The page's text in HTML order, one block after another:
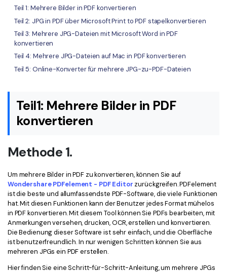
Regierung
Veröffentlichung
Freiberufler
Alle PDF-Funktionen
Sehen Sie, was unsere Nutzer sagen.
Kostenlose PDF-Vorlagen
Bearbeiten, Drucken und Anpassen von kostenlosen Vorlagen.
PDF-Wissen
PDF-bezogene Informationen, die Sie benötigen.
Laden Sie die leistungsstärksten und einfachsten PDF-Tools
Teil 1: Mehrere Bilder in PDF konvertieren
Teil 2: JPG in PDF über Microsoft Print to PDF stapelkonvertieren
Teil 3: Mehrere JPG-Dateien mit Microsoft Word in PDF
konvertieren
Teil 4: Mehrere JPG-Dateien auf Mac in PDF konvertieren
Teil 5: Online-Konverter für mehrere JPG-zu-PDF-Dateien
Teil1: Mehrere Bilder in PDF
konvertieren
Methode 1.
Um mehrere Bilder in PDF zu konvertieren, können Sie auf
Wondershare PDFelement - PDF Editor zurückgreifen. PDFelement
ist die beste und allumfassendste PDF-Software, die viele Funktionen
hat. Mit diesen Funktionen kann der Benutzer jedes Format mühelos
in PDF konvertieren. Mit diesem Tool können Sie PDFs bearbeiten, mit
Anmerkungen versehen, drucken, OCR, erstellen und konvertieren.
Die Bedienung dieser Software ist sehr einfach, und die Oberfläche
ist benutzerfreundlich. In nur wenigen Schritten können Sie aus
mehreren JPGs ein PDF erstellen.
Hier finden Sie eine Schritt-für-Schritt-Anleitung, um mehrere JPGs